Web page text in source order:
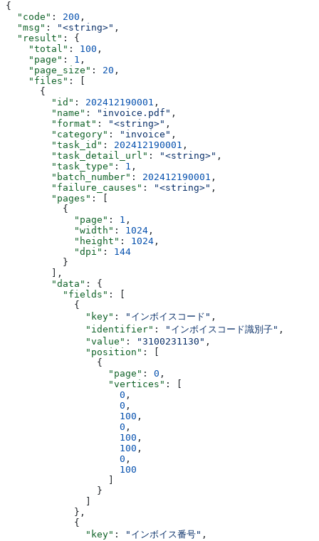
{
  "code"
: 200 ,
  "msg"
: "<string>" ,
  "result"
: {
    "total"
: 100 ,
    "page"
: 1 ,
    "page_size"
: 20 ,
    "files"
: [
      {
        "id"
: 202412190001 ,
        "name"
: "invoice.pdf" ,
        "format"
: "<string>" ,
        "category"
: "invoice" ,
        "task_id"
: 202412190001 ,
        "task_detail_url"
: "<string>" ,
        "task_type"
: 1 ,
        "batch_number"
: 202412190001 ,
        "failure_causes"
: "<string>" ,
        "pages"
: [
          {
            "page"
: 1 ,
            "width"
: 1024 ,
            "height"
: 1024 ,
            "dpi"
: 144
          }
        ],
        "data"
: {
          "fields"
: [
            {
              "key"
: "インボイスコード" ,
              "identifier"
: "インボイスコード識別子" ,
              "value"
: "3100231130" ,
              "position"
: [
                {
                  "page"
: 0 ,
                  "vertices"
: [
                    0
,
                    0
,
                    100
,
                    0
,
                    100
,
                    100
,
                    0
,
                    100
                }
            },
            {
              "key"
: "インボイス番号" ,